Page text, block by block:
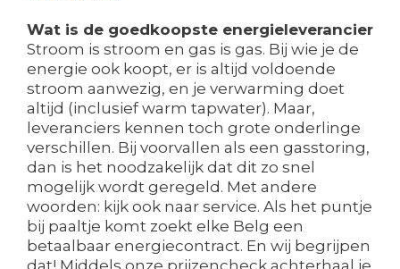
Wat is de goedkoopste energieleverancier
Stroom is stroom en gas is gas. Bij wie je de
energie ook koopt, er is altijd voldoende
stroom aanwezig, en je verwarming doet
altijd (inclusief warm tapwater). Maar,
leveranciers kennen toch grote onderlinge
verschillen. Bij voorvallen als een gasstoring,
dan is het noodzakelijk dat dit zo snel
mogelijk wordt geregeld. Met andere
woorden: kijk ook naar service. Als het puntje
bij paaltje komt zoekt elke Belg een
betaalbaar energiecontract. En wij begrijpen
dat! Middels onze prijzencheck achterhaal je